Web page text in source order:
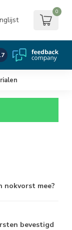
0
nokvorst mee?
bevestigd